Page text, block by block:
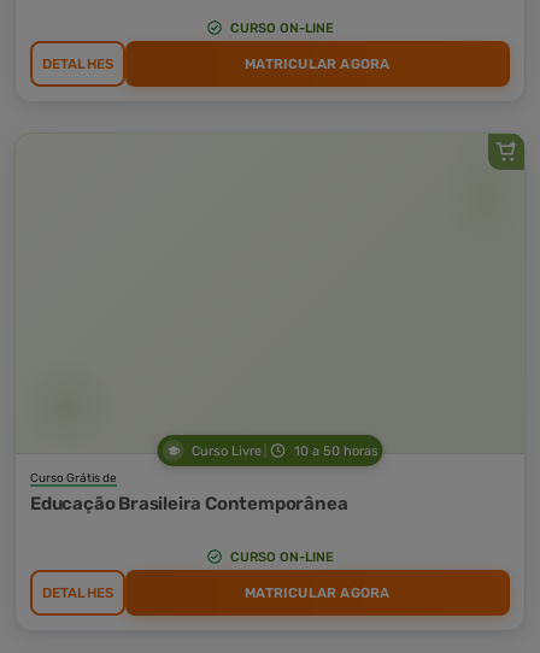
CURSO ON-LINE
DETALHES MATRICULAR AGORA
Curso Livre 10 a 50 horas
Curso Grátis de
Educação Brasileira Contemporânea
CURSO ON-LINE
DETALHES MATRICULAR AGORA